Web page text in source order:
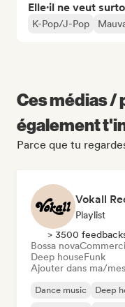
Elle·il ne veut
K-Pop/J-Pop
Ces médias /
également
Parce que tu
Vokall
Playlist
> 3500
Bossa nova
Deep houseFunk
Ajouter dans ma/
Dance music Deep